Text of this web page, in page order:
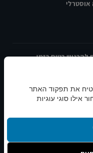
אוסטרלי
בטוח בזמן
את תפקוד האתר
סוגי עוגיות